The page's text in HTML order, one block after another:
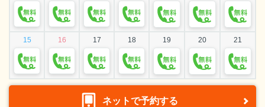
15 16 17 18 19 20 21
ネットで予約する